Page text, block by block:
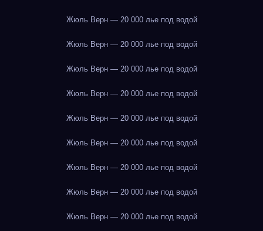
Жюль Верн — 20 000 лье под водой
Жюль Верн — 20 000 лье под водой
Жюль Верн — 20 000 лье под водой
Жюль Верн — 20 000 лье под водой
Жюль Верн — 20 000 лье под водой
Жюль Верн — 20 000 лье под водой
Жюль Верн — 20 000 лье под водой
Жюль Верн — 20 000 лье под водой
Жюль Верн — 20 000 лье под водой